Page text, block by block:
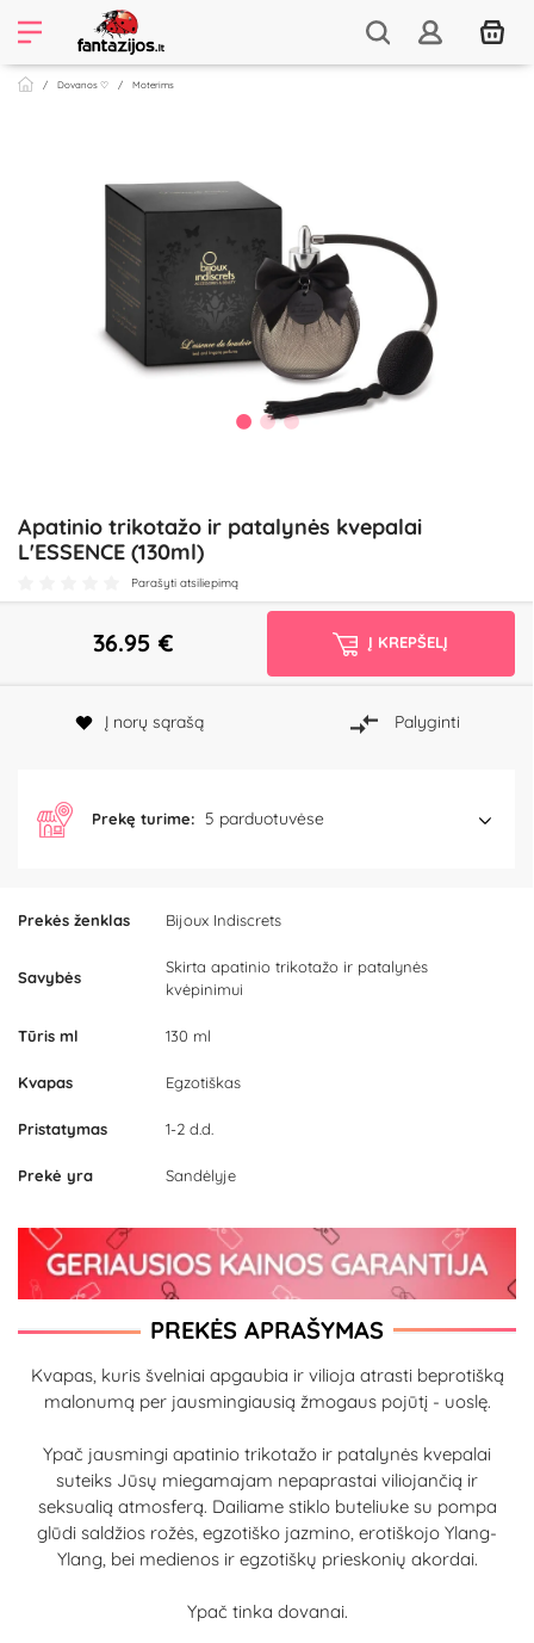
Dovanos ♡ Moterims
Apatinio trikotažo ir patalynės kvepalai
L'ESSENCE (130ml)
Parašyti atsiliepimą
Prekės ženklas Bijoux Indiscrets
Savybės
Skirta apatinio trikotažo ir patalynės
kvėpinimui
Tūris ml 130 ml
Kvapas Egzotiškas
Pristatymas 1-2 d.d.
Prekė yra Sandėlyje
36.95 € Į KREPŠELĮ
Į norų sąrašą Palyginti
Prekę turime: 5 parduotuvėse
PREKĖS APRAŠYMAS
Kvapas, kuris švelniai apgaubia ir vilioja atrasti beprotišką
malonumą per jausmingiausią žmogaus pojūtį - uoslę.
Ypač jausmingi apatinio trikotažo ir patalynės kvepalai
suteiks Jūsų miegamajam nepaprastai viliojančią ir
seksualią atmosferą. Dailiame stiklo buteliuke su pompa
glūdi saldžios rožės, egzotiško jazmino, erotiškojo Ylang-
Ylang, bei medienos ir egzotiškų prieskonių akordai.
Ypač tinka dovanai.